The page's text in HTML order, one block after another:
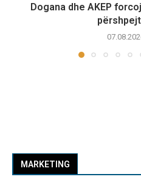
Dogana dhe AKEP
MARKETING